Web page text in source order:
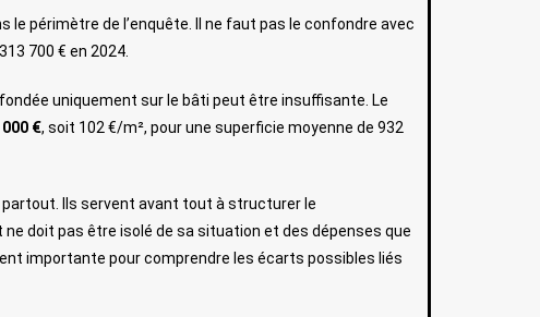
le périmètre de l’enquête. Il ne faut pas le confondre avec
700 € en 2024.
uniquement sur le bâti peut être insuffisante. Le
000 €, soit 102 €/m², pour une superficie moyenne de 932
Ils servent avant tout à structurer le
doit pas être isolé de sa situation et des dépenses que
importante pour comprendre les écarts possibles liés